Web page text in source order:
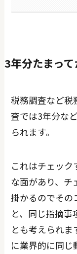
3年分たまっ
税務調査など税
査では3年分な
られます。
これはチェッ
な面があり、チ
掛かるのでその
と、同じ指摘
とも考えられ
に業界的に同